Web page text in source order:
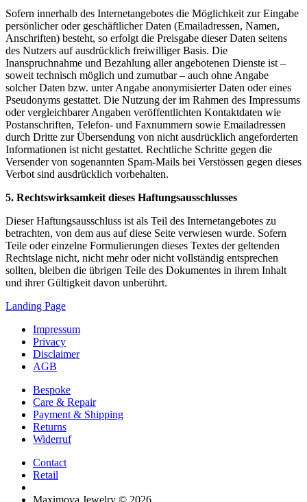
Sofern innerhalb des Internetangebotes die Möglichkeit zur Eingabe
persönlicher oder geschäftlicher Daten (Emailadressen, Namen,
Anschriften) besteht, so erfolgt die Preisgabe dieser Daten seitens
des Nutzers auf ausdrücklich freiwilliger Basis. Die
Inanspruchnahme und Bezahlung aller angebotenen Dienste ist –
soweit technisch möglich und zumutbar – auch ohne Angabe
solcher Daten bzw. unter Angabe anonymisierter Daten oder eines
Pseudonyms gestattet. Die Nutzung der im Rahmen des Impressums
oder vergleichbarer Angaben veröffentlichten Kontaktdaten wie
Postanschriften, Telefon- und Faxnummern sowie Emailadressen
durch Dritte zur Übersendung von nicht ausdrücklich angeforderten
Informationen ist nicht gestattet. Rechtliche Schritte gegen die
Versender von sogenannten Spam-Mails bei Verstössen gegen dieses
Verbot sind ausdrücklich vorbehalten.
5. Rechtswirksamkeit dieses Haftungsausschlusses
Dieser Haftungsausschluss ist als Teil des Internetangebotes zu
betrachten, von dem aus auf diese Seite verwiesen wurde. Sofern
Teile oder einzelne Formulierungen dieses Textes der geltenden
Rechtslage nicht, nicht mehr oder nicht vollständig entsprechen
sollten, bleiben die übrigen Teile des Dokumentes in ihrem Inhalt
und ihrer Gültigkeit davon unberührt.
Landing Page
Impressum
Privacy
Disclaimer
AGB
Bespoke
Care & Repair
Payment & Shipping
Returns
Widerruf
Contact
Retail